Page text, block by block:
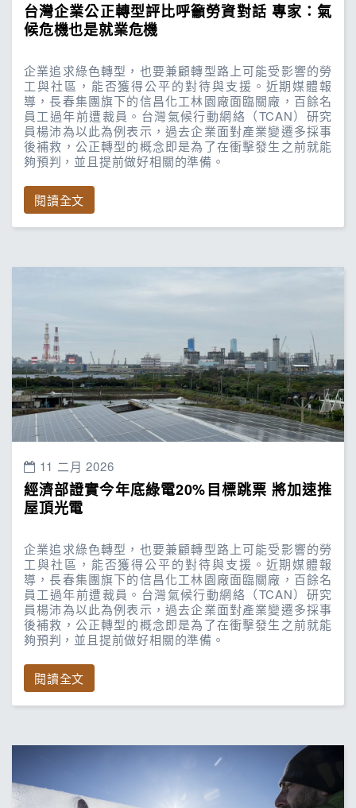
台灣企業公正轉型評比呼籲勞資對話 專家：氣
候危機也是就業危機
企業追求綠色轉型，也要兼顧轉型路上可能受影響的勞
工與社區，能否獲得公平的對待與支援。近期媒體報
導，長春集團旗下的信昌化工林園廠面臨關廠，百餘名
員工過年前遭裁員。台灣氣候行動網絡（TCAN）研究
員楊沛為以此為例表示，過去企業面對產業變遷多採事
後補救，公正轉型的概念即是為了在衝擊發生之前就能
夠預判，並且提前做好相關的準備。
閱讀全文
11 二月 2026
經濟部證實今年底綠電20%目標跳票 將加速推
屋頂光電
企業追求綠色轉型，也要兼顧轉型路上可能受影響的勞
工與社區，能否獲得公平的對待與支援。近期媒體報
導，長春集團旗下的信昌化工林園廠面臨關廠，百餘名
員工過年前遭裁員。台灣氣候行動網絡（TCAN）研究
員楊沛為以此為例表示，過去企業面對產業變遷多採事
後補救，公正轉型的概念即是為了在衝擊發生之前就能
夠預判，並且提前做好相關的準備。
閱讀全文